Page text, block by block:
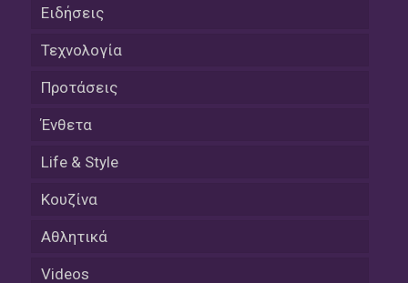
Ειδήσεις
Τεχνολογία
Προτάσεις
Ένθετα
Life & Style
Κουζίνα
Αθλητικά
Videos